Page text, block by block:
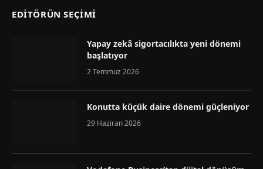
EDİTÖRÜN SEÇİMİ
Yapay zekâ sigortacılıkta yeni dönemi
başlatıyor
2 Temmuz 2026
Konutta küçük daire dönemi güçleniyor
29 Haziran 2026